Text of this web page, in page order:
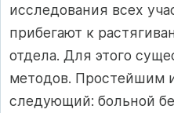
исследования всех
прибегают к
отдела. Для этого
методов. Простейшим
следующий: больной